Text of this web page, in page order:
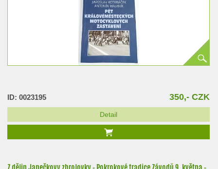
ID: 0023195 350,- CZK
Detail